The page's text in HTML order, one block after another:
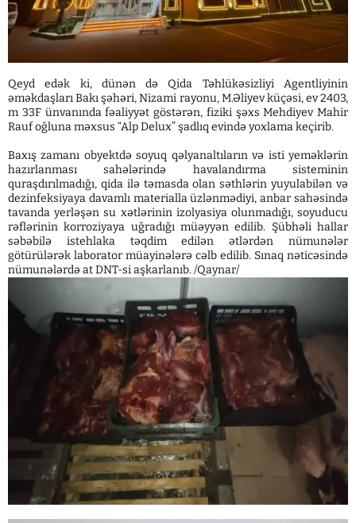
Qeyd edək ki, dünən də Qida Təhlükəsizliyi Agentliyinin
əməkdaşları Bakı şəhəri, Nizami rayonu, M.Əliyev küçəsi, ev 2403,
m 33F ünvanında fəaliyyət göstərən, fiziki şəxs Mehdiyev Mahir
Rauf oğluna məxsus “Alp Delux” şadlıq evində yoxlama keçirib.
Baxış zamanı obyektdə soyuq qəlyanaltıların və isti yeməklərin
hazırlanması sahələrində havalandırma sisteminin
quraşdırılmadığı, qida ilə təmasda olan səthlərin yuyulabilən və
dezinfeksiyaya davamlı materialla üzlənmədiyi, anbar sahəsində
tavanda yerləşən su xətlərinin izolyasiya olunmadığı, soyuducu
rəflərinin korroziyaya uğradığı müəyyən edilib. Şübhəli hallar
səbəbilə istehlaka təqdim edilən ətlərdən nümunələr
götürülərək laborator müayinələrə cəlb edilib. Sınaq nəticəsində
nümunələrdə at DNT-si aşkarlanıb. /Qaynar/